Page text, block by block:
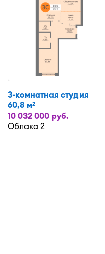
3-комнатная студия
60,8 м2
10 032 000 руб.
Облака 2